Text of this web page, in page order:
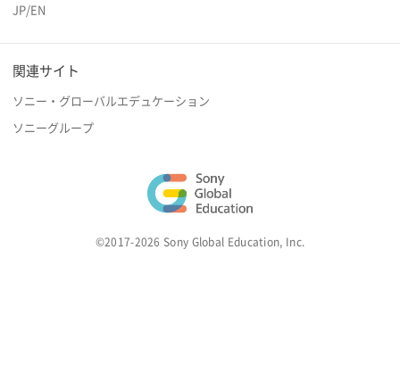
JP/EN
関連サイト
ソニー・グローバルエデュケーション
ソニーグループ
©2017-2026 Sony Global Education, Inc.